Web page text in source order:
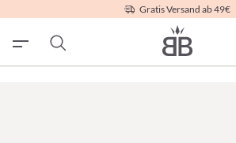
Gratis Versand ab 49€